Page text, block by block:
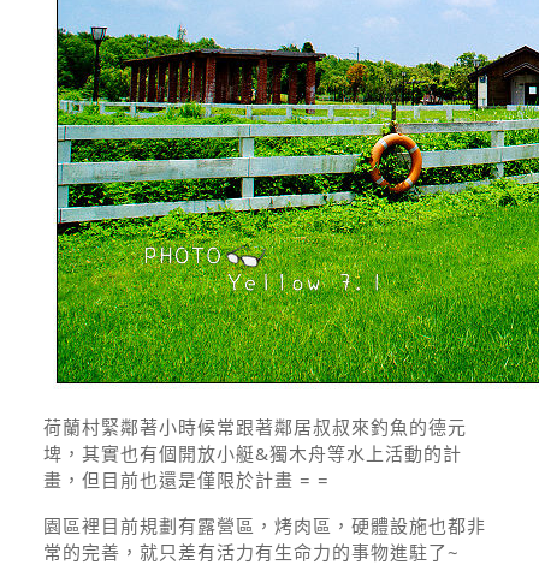
荷蘭村緊鄰著小時候常跟著鄰居叔叔來釣魚的德元
埤，其實也有個開放小艇&獨木舟等水上活動的計
畫，但目前也還是僅限於計畫 = =
園區裡目前規劃有露營區，烤肉區，硬體設施也都非
常的完善，就只差有活力有生命力的事物進駐了~